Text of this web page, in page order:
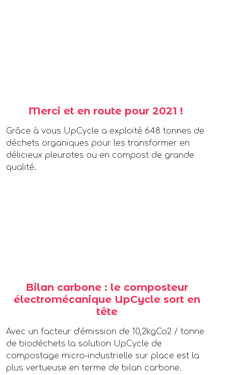
Merci et en route pour 2021 !
Grâce à vous UpCycle a exploité 648 tonnes de
déchets organiques pour les transformer en
délicieux pleurotes ou en compost de grande
qualité.
Bilan carbone : le composteur
électromécanique UpCycle sort en
tête
Avec un facteur d’émission de 10,2kgCo2 / tonne
de biodéchets la solution UpCycle de
compostage micro-industrielle sur place est la
plus vertueuse en terme de bilan carbone.